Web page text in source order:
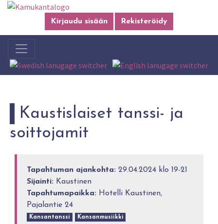
Kirjaudu sisään Rekisteröidy
Kaustislaiset tanssi- ja
soittojamit
Tapahtuman ajankohta: 29.04.2024 klo 19-21
Sijainti: Kaustinen
Tapahtumapaikka: Hotelli Kaustinen,
Pajalantie 24
Kansantanssi Kansanmusiikki